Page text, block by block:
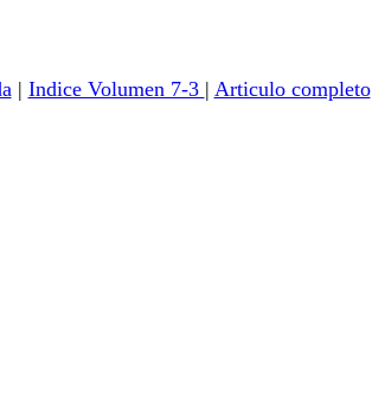
| Indice Volumen 7-3 | Articulo completo